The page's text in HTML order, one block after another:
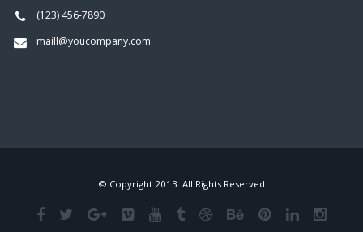
(123) 456-7890
maill@youcompany.com
© Copyright 2013. All Rights Reserved